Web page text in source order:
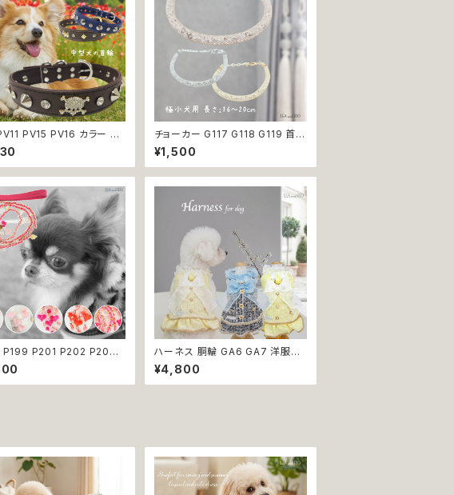
PV15 PV16 カラー ブ
ウン ブラック 骨 ボーン
ゴールド ストーン ドッグ
散歩 犬 ペット 返品
チョーカー G117 G118 G119 首輪
アクセサリー クリア キラキラ 犬 猫
ペット 極小型犬用 おしゃれ かわ
いい シンプル ピンク ゴールド 返
¥1,500
P199 P201 P202 P203
ット 犬 ドッグリード 犬リ
ーズ チェーン ハート りぼ
ア パステル パール風 カラフ
ハーネス 胴輪 GA6 GA7 洋服の
ようなハーネス ワンピース風 引っ
張り防止 散歩 お出掛け ドッグウ
エア 犬 猫 ペット 服 犬服 猫服 か
¥4,800